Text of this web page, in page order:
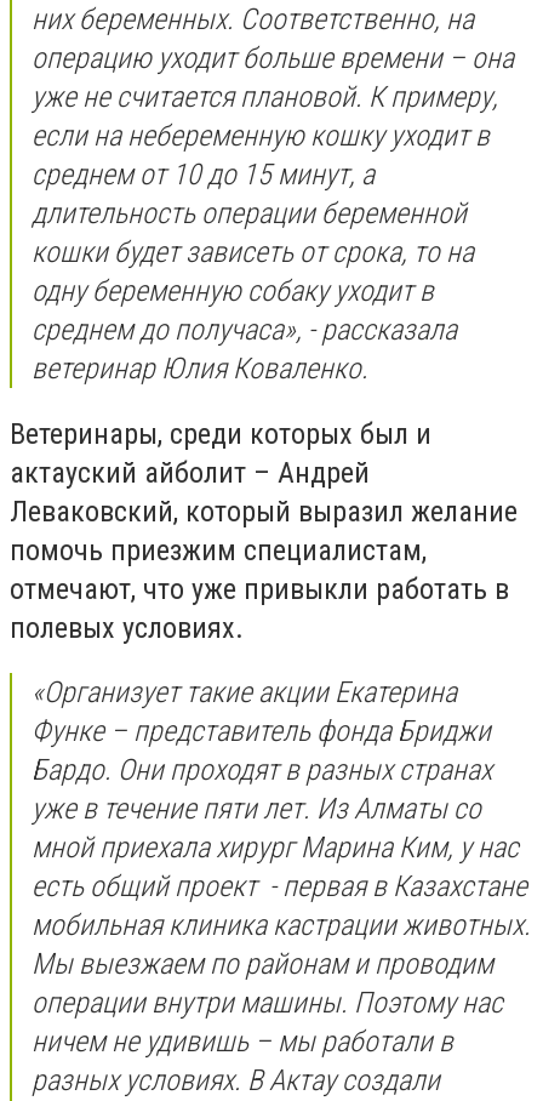
них беременных. Соответственно, на
операцию уходит больше времени – она
уже не считается плановой. К примеру,
если на небеременную кошку уходит в
среднем от 10 до 15 минут, а
длительность операции беременной
кошки будет зависеть от срока, то на
одну беременную собаку уходит в
среднем до получаса», - рассказала
ветеринар Юлия Коваленко.
Ветеринары, среди которых был и
актауский айболит – Андрей
Леваковский, который выразил желание
помочь приезжим специалистам,
отмечают, что уже привыкли работать в
полевых условиях.
«Организует такие акции Екатерина
Функе – представитель фонда Бриджи
Бардо. Они проходят в разных странах
уже в течение пяти лет. Из Алматы со
мной приехала хирург Марина Ким, у нас
есть общий проект - первая в Казахстане
мобильная клиника кастрации животных.
Мы выезжаем по районам и проводим
операции внутри машины. Поэтому нас
ничем не удивишь – мы работали в
разных условиях. В Актау создали